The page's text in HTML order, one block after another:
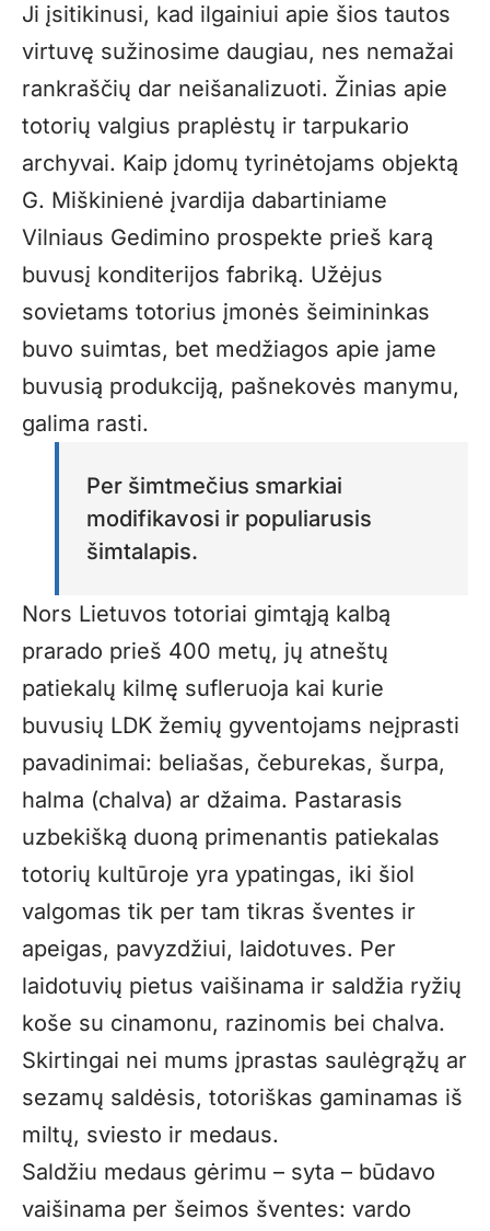
Ji įsitikinusi, kad ilgainiui apie šios tautos
virtuvę sužinosime daugiau, nes nemažai
rankraščių dar neišanalizuoti. Žinias apie
totorių valgius praplėstų ir tarpukario
archyvai. Kaip įdomų tyrinėtojams objektą
G. Miškinienė įvardija dabartiniame
Vilniaus Gedimino prospekte prieš karą
buvusį konditerijos fabriką. Užėjus
sovietams totorius įmonės šeimininkas
buvo suimtas, bet medžiagos apie jame
buvusią produkciją, pašnekovės manymu,
galima rasti.
Per šimtmečius smarkiai
modifikavosi ir populiarusis
šimtalapis.
Nors Lietuvos totoriai gimtąją kalbą
prarado prieš 400 metų, jų atneštų
patiekalų kilmę sufleruoja kai kurie
buvusių LDK žemių gyventojams neįprasti
pavadinimai: beliašas, čeburekas, šurpa,
halma (chalva) ar džaima. Pastarasis
uzbekišką duoną primenantis patiekalas
totorių kultūroje yra ypatingas, iki šiol
valgomas tik per tam tikras šventes ir
apeigas, pavyzdžiui, laidotuves. Per
laidotuvių pietus vaišinama ir saldžia ryžių
koše su cinamonu, razinomis bei chalva.
Skirtingai nei mums įprastas saulėgrąžų ar
sezamų saldėsis, totoriškas gaminamas iš
miltų, sviesto ir medaus.
Saldžiu medaus gėrimu – syta – būdavo
vaišinama per šeimos šventes: vardo